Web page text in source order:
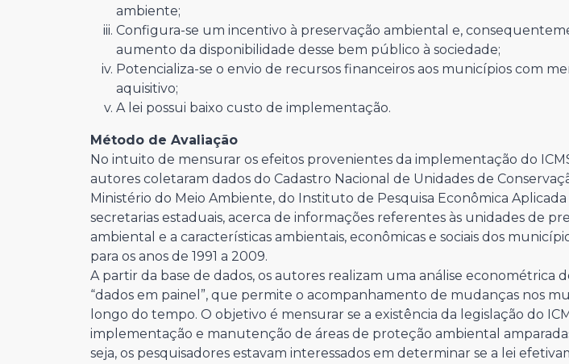
ambiente;
Configura-se um incentivo à preservação ambiental e,
aumento da disponibilidade desse bem público à sociedade;
Potencializa-se o envio de recursos financeiros aos municípios com
aquisitivo;
A lei possui baixo custo de implementação.
Método de Avaliação
No intuito de mensurar os efeitos provenientes da implementação do
autores coletaram dados do Cadastro Nacional de Unidades de
Ministério do Meio Ambiente, do Instituto de Pesquisa Econômica Aplicada
secretarias estaduais, acerca de informações referentes às unidades de
ambiental e a características ambientais, econômicas e sociais dos
para os anos de 1991 a 2009.
A partir da base de dados, os autores realizam uma análise econométrica
“dados em painel”, que permite o acompanhamento de mudanças nos
longo do tempo. O objetivo é mensurar se a existência da legislação do
implementação e manutenção de áreas de proteção ambiental
seja, os pesquisadores estavam interessados em determinar se a lei